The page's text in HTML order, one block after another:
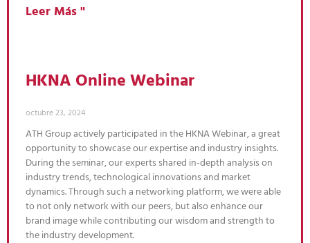
Leer Más "
HKNA Online Webinar
octubre 23, 2024
ATH Group actively participated in the HKNA Webinar, a great
opportunity to showcase our expertise and industry insights.
During the seminar, our experts shared in-depth analysis on
industry trends, technological innovations and market
dynamics. Through such a networking platform, we were able
to not only network with our peers, but also enhance our
brand image while contributing our wisdom and strength to
the industry development.